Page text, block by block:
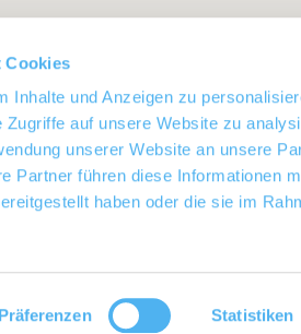
Cookies
Inhalte und Anzeigen zu
Zugriffe auf unsere Website zu
unserer Website an unsere
Partner führen diese Informationen
haben oder die sie im
Präferenzen Statistiken